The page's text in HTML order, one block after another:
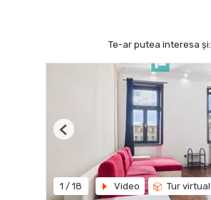
Te-ar putea interesa și:
1 / 18 Video Tur virtual
Previous